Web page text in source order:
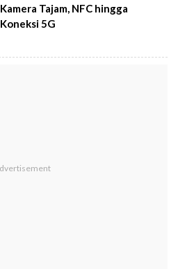
Kamera Tajam, NFC hingga
Koneksi 5G